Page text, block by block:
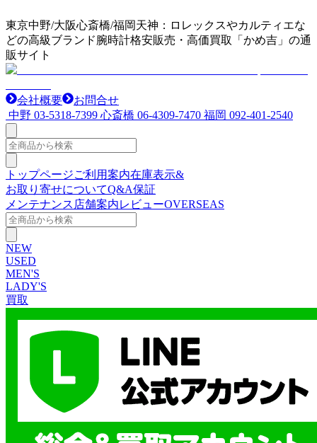
東京中野/大阪心斎橋/福岡天神：ロレックスやカルティエな
どの高級ブランド腕時計格安販売・高価買取「かめ吉」の通
販サイト
会社概要
お問合せ
中野 03-5318-7399 心斎橋 06-4309-7470 福岡 092-401-2540
トップページご利用案内在庫表示&
お取り寄せについてQ&A保証
メンテナンス 店舗案内レビューOVERSEAS
NEW
USED
MEN'S
LADY'S
買取